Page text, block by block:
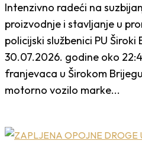
Intenzivno radeći na
proizvodnje i stavljanje u
policijski službenici PU Široki
30.07.2026. godine oko
franjevaca u Širokom
motorno vozilo marke...